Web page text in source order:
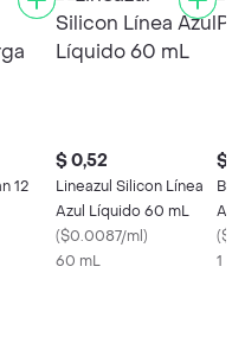
12
$ 0,52
Lineazul Silicon Línea
Azul Líquido 60 mL
($0.0087/ml)
60 mL
$
Bic
Azul
(
1